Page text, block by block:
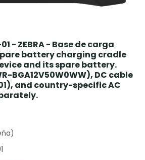
- ZEBRA - Base de carga
battery charging cradle
and its spare battery.
BGA12V50W0WW), DC cable
and country-specific AC